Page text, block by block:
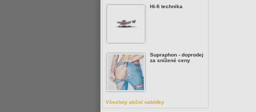
Hi-fi technika
Supraphon - doprodej
za snížené ceny
Všechny akční nabídky